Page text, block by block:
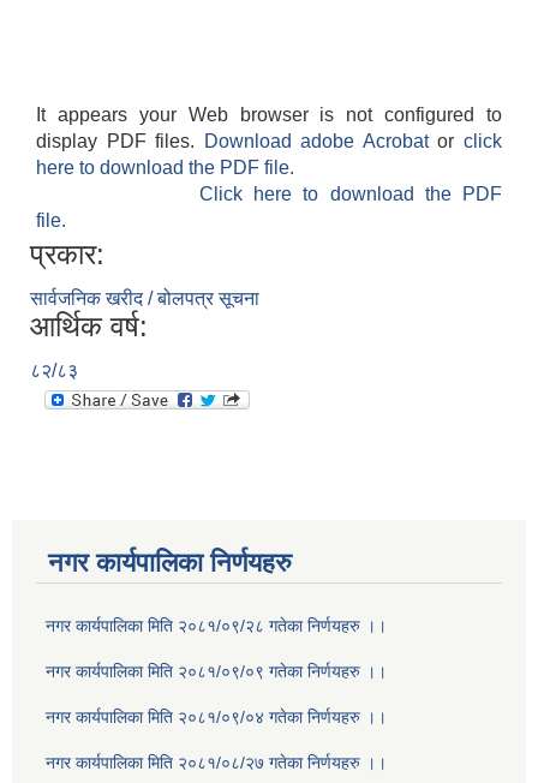
It appears your Web browser is not configured to
display PDF files.
Download adobe Acrobatorclick
here to download the PDF file.
Click here to download the PDF
file.
प्रकार:
सार्वजनिक खरीद / बोलपत्र सूचना
आर्थिक वर्ष:
८२/८३
नगर कार्यपालिका निर्णयहरु
नगर कार्यपालिका मिति २०८१/०९/२८ गतेका निर्णयहरु ।।
नगर कार्यपालिका मिति २०८१/०९/०९ गतेका निर्णयहरु ।।
नगर कार्यपालिका मिति २०८१/०९/०४ गतेका निर्णयहरु ।।
नगर कार्यपालिका मिति २०८१/०८/२७ गतेका निर्णयहरु ।।